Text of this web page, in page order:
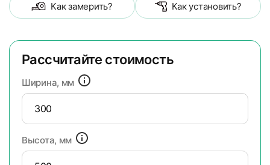
Как замерить? Как установить?
Рассчитайте стоимость
Ширина, мм
Высота, мм